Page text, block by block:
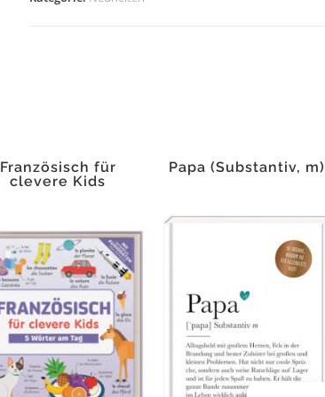
Französisch für
clevere Kids
Papa (Substantiv, m)